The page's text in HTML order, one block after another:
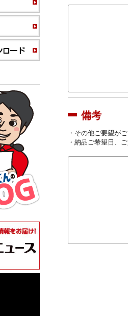
備考
・その他ご要望が
・納品ご希望日、